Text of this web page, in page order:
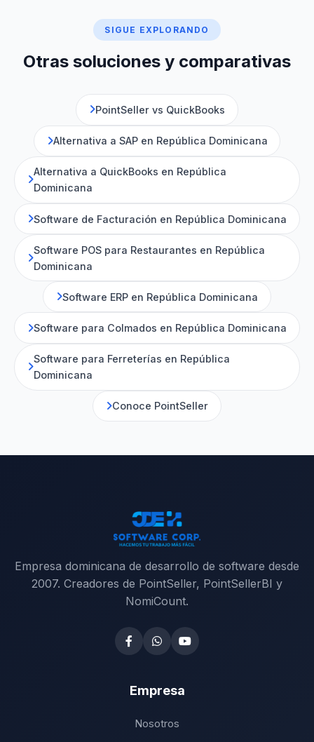
SIGUE EXPLORANDO
Otras soluciones y comparativas
PointSeller vs QuickBooks
Alternativa a SAP en República Dominicana
Alternativa a QuickBooks en República
Dominicana
Software de Facturación en República Dominicana
Software POS para Restaurantes en República
Dominicana
Software ERP en República Dominicana
Software para Colmados en República Dominicana
Software para Ferreterías en República
Dominicana
Conoce PointSeller
Empresa dominicana de desarrollo de software desde
2007. Creadores de PointSeller, PointSellerBI y
NomiCount.
Empresa
Nosotros